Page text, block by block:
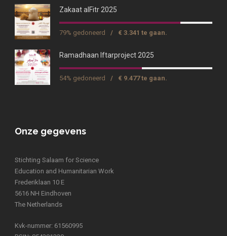
Zakaat alFitr 2025
79% gedoneerd / € 3.341 te gaan.
Ramadhaan Iftarproject 2025
54% gedoneerd / € 9.477 te gaan.
Onze gegevens
Stichting Salaam for Science
Education and Humanitarian Work
Frederiklaan 10 E
5616 NH Eindhoven
The Netherlands
Kvk-nummer: 61560995